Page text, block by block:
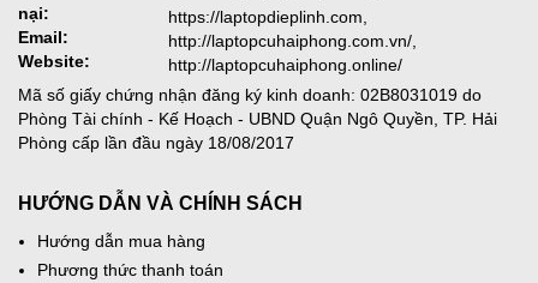
nại:
Email:
Website:
https://laptopdieplinh.com,
http://laptopcuhaiphong.com.vn/,
http://laptopcuhaiphong.online/
Mã số giấy chứng nhận đăng ký kinh doanh: 02B8031019 do
Phòng Tài chính - Kế Hoạch - UBND Quận Ngô Quyền, TP. Hải
Phòng cấp lần đầu ngày 18/08/2017
HƯỚNG DẪN VÀ CHÍNH SÁCH
Hướng dẫn mua hàng
Phương thức thanh toán